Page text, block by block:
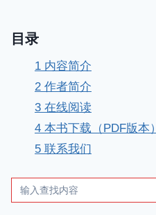
目录
1 内容简介
2 作者简介
3 在线阅读
4 本书下载（PDF版本）
5 联系我们
Search
for: